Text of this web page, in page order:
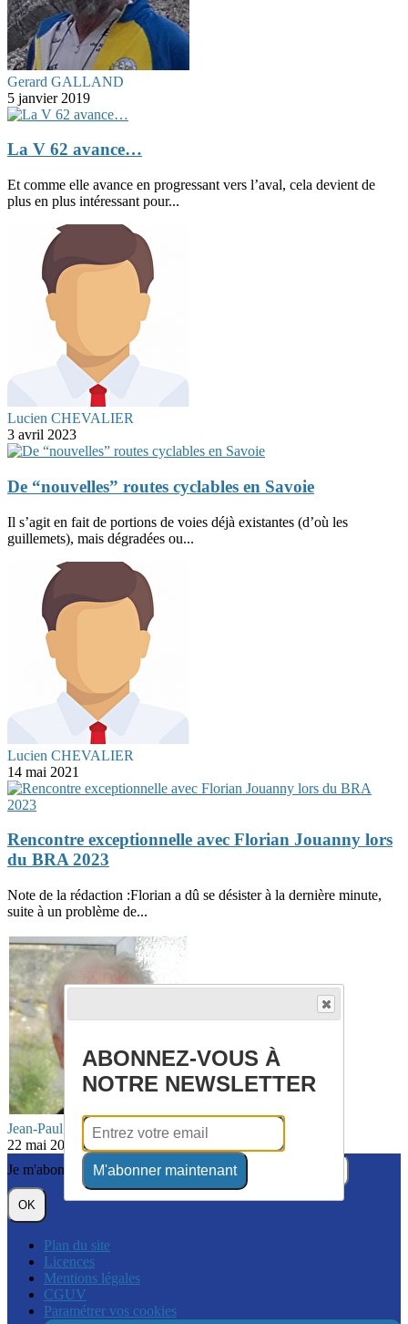
Gerard GALLAND
5 janvier 2019
La V 62 avance…
Et comme elle avance en progressant vers l’aval, cela devient de
plus en plus intéressant pour...
Lucien CHEVALIER
3 avril 2023
De “nouvelles” routes cyclables en Savoie
Il s’agit en fait de portions de voies déjà existantes (d’où les
guillemets), mais dégradées ou...
Lucien CHEVALIER
14 mai 2021
Rencontre exceptionnelle avec Florian Jouanny lors
du BRA 2023
Note de la rédaction :Florian a dû se désister à la dernière minute,
suite à un problème de...
Jean-Paul FLAHAUT
22 mai 2023
Je m'abonne à la newsletter
OK
Plan du site
Licences
Mentions légales
CGUV
Paramétrer vos cookies
ABONNEZ-VOUS À
NOTRE NEWSLETTER
M'abonner maintenant